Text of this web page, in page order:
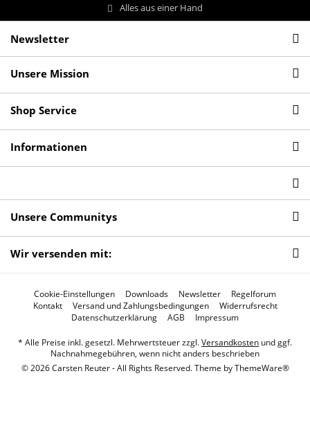
Alles aus einer Hand
Newsletter
Unsere Mission
Shop Service
Informationen
Unsere Communitys
Wir versenden mit:
Cookie-Einstellungen Downloads Newsletter
Regelforum
Kontakt
Versand und Zahlungsbedingungen
Widerrufsrecht
Datenschutzerklärung
AGB Impressum
* Alle Preise inkl. gesetzl. Mehrwertsteuer zzgl.Versandkosten und ggf.
Nachnahmegebühren, wenn nicht anders beschrieben
© 2026 Carsten Reuter - All Rights Reserved. Theme byThemeWare®